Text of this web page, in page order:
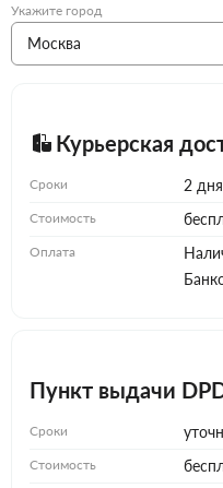
Укажите город
Курьерская
Сроки 2 дня
Стоимость
Оплата
Пункт выдачи
Сроки
Стоимость